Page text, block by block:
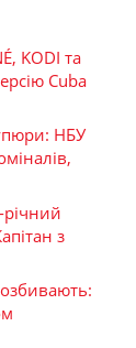
KODI та
Cuba
НБУ
з